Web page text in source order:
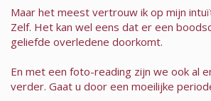
Maar het meest vertrouw ik op mijn
Zelf. Het kan wel eens dat er een
geliefde overledene doorkomt.
En met een foto-reading zijn we ook al
verder. Gaat u door een moeilijke